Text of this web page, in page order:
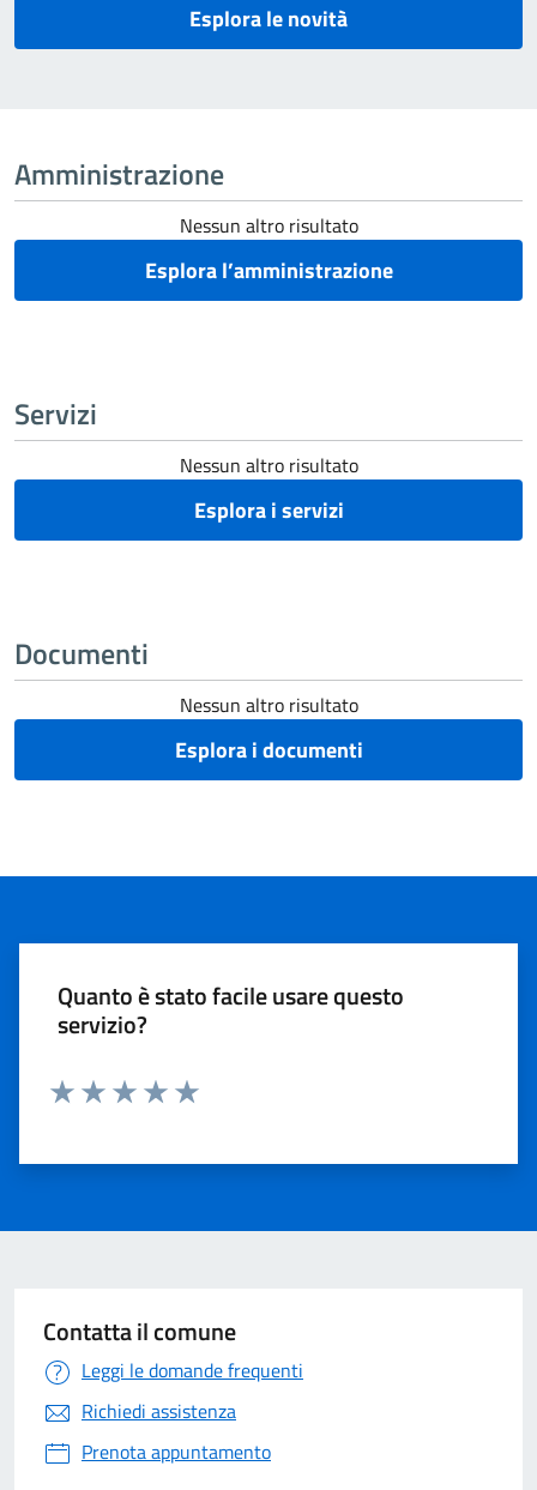
Esplora le novità
Amministrazione
Nessun altro risultato
Esplora l’amministrazione
Servizi
Nessun altro risultato
Esplora i servizi
Documenti
Nessun altro risultato
Esplora i documenti
Quanto è stato facile usare questo
servizio?
Contatta il comune
Leggi le domande frequenti
Richiedi assistenza
Prenota appuntamento